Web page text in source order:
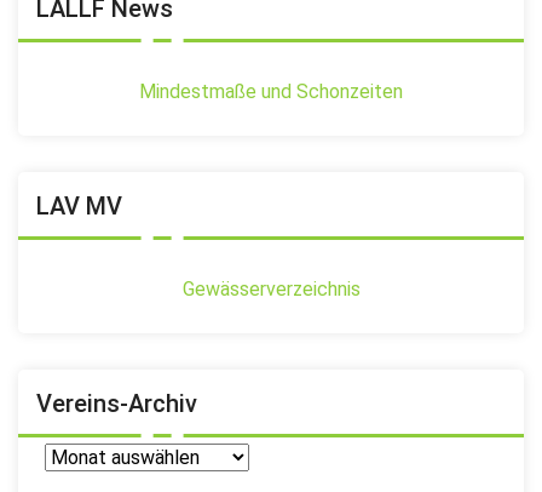
LALLF News
Mindestmaße und Schonzeiten
LAV MV
Gewässerverzeichnis
Vereins-Archiv
Vereins-